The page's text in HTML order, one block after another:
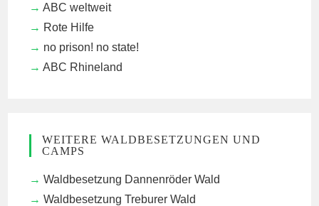
ABC weltweit
Rote Hilfe
no prison! no state!
ABC Rhineland
WEITERE WALDBESETZUNGEN UND
CAMPS
Waldbesetzung Dannenröder Wald
Waldbesetzung Treburer Wald